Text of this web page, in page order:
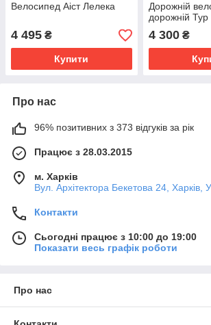
Велосипед Аіст Лелека
4 495 ₴
Купити
Дорожній
дорожній Тур
4 300₴
Про нас
96% позитивних з 373 відгуків за рік
Працює з 28.03.2015
м. Харків
Вул. Архітектора Бекетова 24, Харків,
Контакти
Сьогодні працює з 10:00 до 19:00
Показати весь графік роботи
Про нас